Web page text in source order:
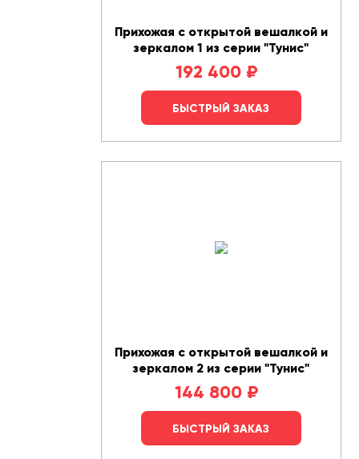
Прихожая с открытой вешалкой и
зеркалом 1 из серии "Тунис"
192 400 ₽
БЫСТРЫЙ ЗАКАЗ
Прихожая с открытой вешалкой и
зеркалом 2 из серии "Тунис"
144 800 ₽
БЫСТРЫЙ ЗАКАЗ